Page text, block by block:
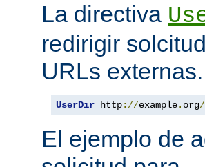
La directiva
redirigir
URLs externas.
UserDir http://example. org/
El ejemplo de